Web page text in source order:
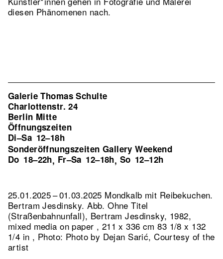
diesen Phänomenen nach.
Galerie Thomas Schulte
Charlottenstr. 24
Berlin Mitte
Öffnungszeiten
Di–Sa 12–18h
Sonderöffnungszeiten Gallery Weekend
Do 18–22h, Fr–Sa 12–18h, So 12–12h
25.01.2025 – 01.03.2025 Mondkalb mit Reibekuchen.
Bertram Jesdinsky.Abb. Ohne Titel
(Straßenbahnunfall), Bertram Jesdinsky, 1982,
mixed media on paper , 211 x 336 cm 83 1/8 x 132
1/4 in , Photo: Photo by Dejan Sarić, Courtesy of the
artist